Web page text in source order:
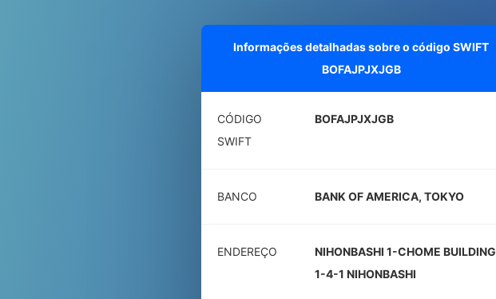
Informações detalhadas sobre o código SWIFT
BOFAJPJXJGB
CÓDIGO
SWIFT
BOFAJPJXJGB
BANCO BANK OF AMERICA, TOKYO
ENDEREÇO
NIHONBASHI 1-CHOME BUILDING
1-4-1 NIHONBASHI